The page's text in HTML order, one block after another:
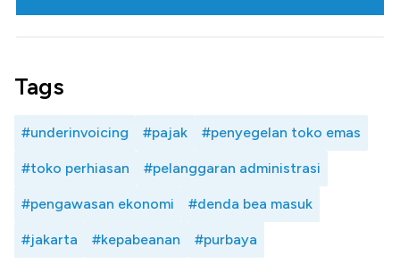
Tags
#underinvoicing #pajak #penyegelan toko emas
#toko perhiasan #pelanggaran administrasi
#pengawasan ekonomi #denda bea masuk
#jakarta #kepabeanan #purbaya